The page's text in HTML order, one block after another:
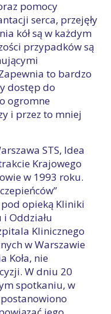
pomocy
serca, przejęły
kół są w każdym
przypadków są
to bardzo
dostęp do
ogromne
i przez to mniej
STS, Idea
Krajowego
w 1993 roku.
opieką Kliniki
Oddziału
Klinicznego
w Warszawie
Koła, nie
W dniu 20
spotkaniu, w